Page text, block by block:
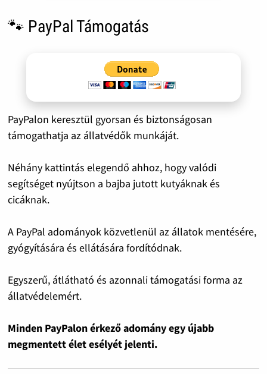
🐾 PayPal Támogatás
PayPalon keresztül gyorsan és biztonságosan
támogathatja az állatvédők munkáját.
Néhány kattintás elegendő ahhoz, hogy valódi
segítséget nyújtson a bajba jutott kutyáknak és
cicáknak.
A PayPal adományok közvetlenül az állatok mentésére,
gyógyítására és ellátására fordítódnak.
Egyszerű, átlátható és azonnali támogatási forma az
állatvédelemért.
Minden PayPalon érkező adomány egy újabb
megmentett élet esélyét jelenti.